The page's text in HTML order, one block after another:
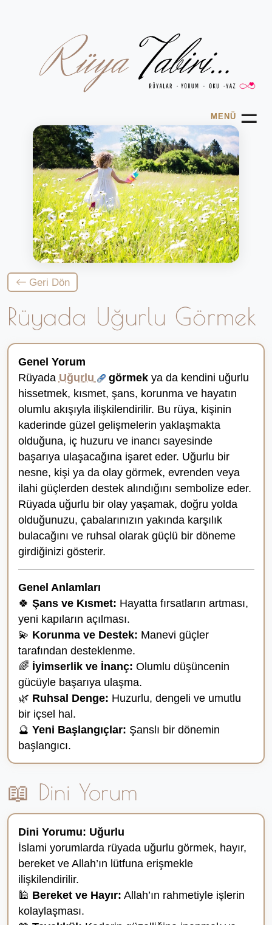
MENÜ ☰
Geri Dön
Rüyada Uğurlu Görmek
Genel Yorum
Rüyada Uğurlu görmekya da kendini uğurlu
hissetmek, kısmet, şans, korunma ve hayatın
olumlu akışıyla ilişkilendirilir. Bu rüya, kişinin
kaderinde güzel gelişmelerin yaklaşmakta
olduğuna, iç huzuru ve inancı sayesinde
başarıya ulaşacağına işaret eder. Uğurlu bir
nesne, kişi ya da olay görmek, evrenden veya
ilahi güçlerden destek alındığını sembolize eder.
Rüyada uğurlu bir olay yaşamak, doğru yolda
olduğunuzu, çabalarınızın yakında karşılık
bulacağını ve ruhsal olarak güçlü bir döneme
girdiğinizi gösterir.
Genel Anlamları
🍀 Şans ve Kısmet: Hayatta fırsatların artması,
yeni kapıların açılması.
💫 Korunma ve Destek: Manevi güçler
tarafından desteklenme.
🌈 İyimserlik ve İnanç: Olumlu düşüncenin
gücüyle başarıya ulaşma.
🌿 Ruhsal Denge: Huzurlu, dengeli ve umutlu
bir içsel hal.
🔮 Yeni Başlangıçlar: Şanslı bir dönemin
başlangıcı.
📖 Dini Yorum
Dini Yorumu: Uğurlu
İslami yorumlarda rüyada uğurlu görmek, hayır,
bereket ve Allah’ın lütfuna erişmekle
ilişkilendirilir.
🕌 Bereket ve Hayır: Allah’ın rahmetiyle işlerin
kolaylaşması.